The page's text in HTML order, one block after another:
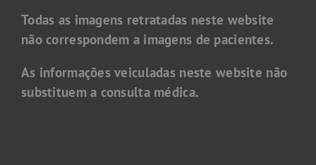
Todas as imagens retratadas neste website
não correspondem a imagens de pacientes.
As informações veiculadas neste website não
substituem a consulta médica.